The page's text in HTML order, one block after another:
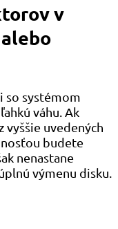
v
so systémom
váhu. Ak
uvedených
budete
nenastane
výmenu disku.